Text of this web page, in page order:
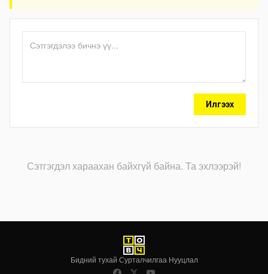
Илгээх
Сэтгэгдэл хараахан байхгүй байна. Та эхлээрэй!
Бидний тухай·Сурталчилгаа·Нууцлал